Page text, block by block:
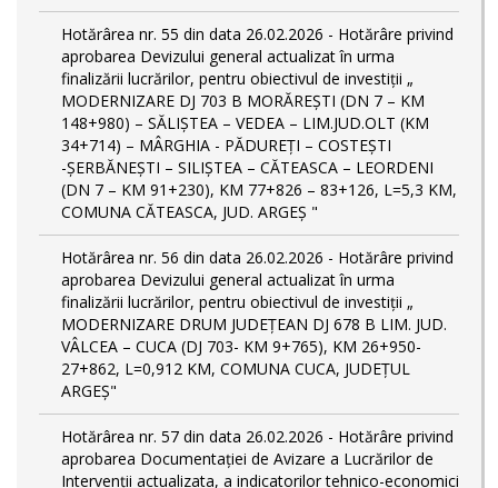
Hotărârea nr. 55 din data 26.02.2026 - Hotărâre privind
aprobarea Devizului general actualizat în urma
finalizării lucrărilor, pentru obiectivul de investiții „
MODERNIZARE DJ 703 B MORĂREȘTI (DN 7 – KM
148+980) – SĂLIȘTEA – VEDEA – LIM.JUD.OLT (KM
34+714) – MÂRGHIA - PĂDUREȚI – COSTEȘTI
-ȘERBĂNEȘTI – SILIȘTEA – CĂTEASCA – LEORDENI
(DN 7 – KM 91+230), KM 77+826 – 83+126, L=5,3 KM,
COMUNA CĂTEASCA, JUD. ARGEȘ "
Hotărârea nr. 56 din data 26.02.2026 - Hotărâre privind
aprobarea Devizului general actualizat în urma
finalizării lucrărilor, pentru obiectivul de investiții „
MODERNIZARE DRUM JUDEȚEAN DJ 678 B LIM. JUD.
VÂLCEA – CUCA (DJ 703- KM 9+765), KM 26+950-
27+862, L=0,912 KM, COMUNA CUCA, JUDEȚUL
ARGEȘ"
Hotărârea nr. 57 din data 26.02.2026 - Hotărâre privind
aprobarea Documentației de Avizare a Lucrărilor de
Intervenții actualizata, a indicatorilor tehnico-economici